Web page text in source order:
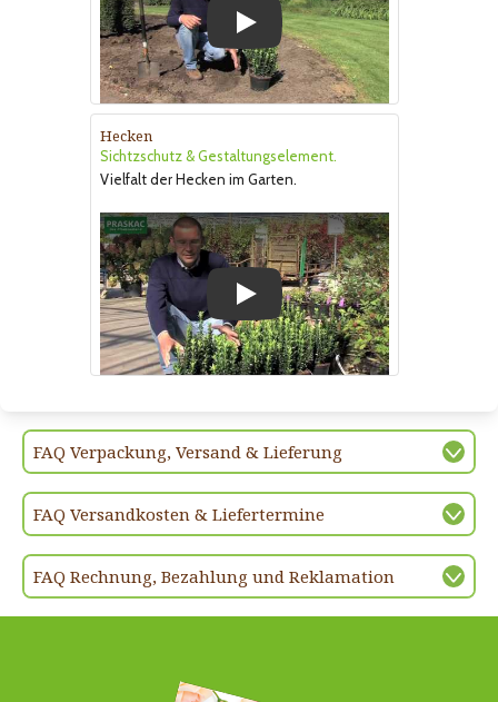
Hecken
Sichtzschutz & Gestaltungselement.
Vielfalt der Hecken im Garten.
FAQ Verpackung, Versand & Lieferung
FAQ Versandkosten & Liefertermine
FAQ Rechnung, Bezahlung und Reklamation